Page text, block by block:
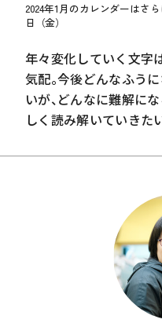
2024年1月のカレンダーはさ
日（金）
年々変化していく文字
気配。今後どんなふう
いが、どんなに難解に
しく読み解いていきた